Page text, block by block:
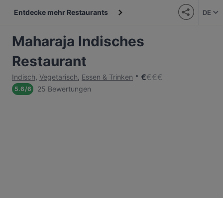
Entdecke mehr Restaurants DE
Maharaja Indisches
Restaurant
Indisch, Vegetarisch, Essen & Trinken €€€€
5.6/6 25 Bewertungen